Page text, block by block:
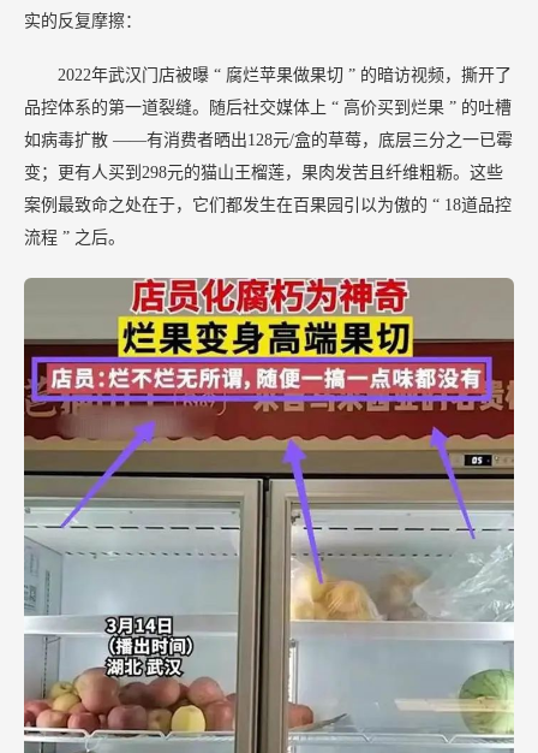
实的反复摩擦：
2022年武汉门店被曝 “ 腐烂苹果做果切 ” 的暗访视频，撕开了
品控体系的第一道裂缝。随后社交媒体上 “ 高价买到烂果 ” 的吐槽
如病毒扩散 ——有消费者晒出128元/盒的草莓，底层三分之一已霉
变；更有人买到298元的猫山王榴莲，果肉发苦且纤维粗粝。这些
案例最致命之处在于，它们都发生在百果园引以为傲的 “ 18道品控
流程 ” 之后。